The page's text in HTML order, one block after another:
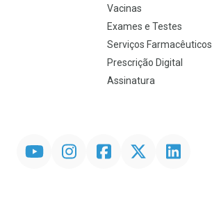
Vacinas
Exames e Testes
Serviços Farmacêuticos
Prescrição Digital
Assinatura
InstagramFacebookTwitter Linkedin